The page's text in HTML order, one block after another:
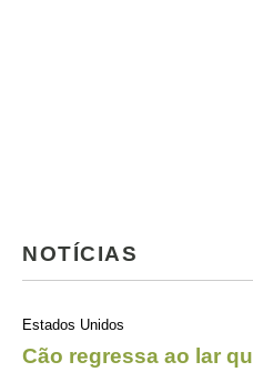
NOTÍCIAS
Estados Unidos
Cão regressa ao lar